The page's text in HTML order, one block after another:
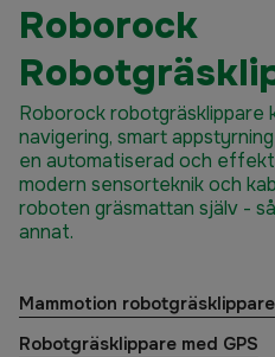
Roborock
Roborock robotgräsklippare
navigering, smart
en automatiserad och
modern sensorteknik och
roboten gräsmattan själv -
annat.
Mammotion robotgräsklippare
Robotgräsklippare med GPS